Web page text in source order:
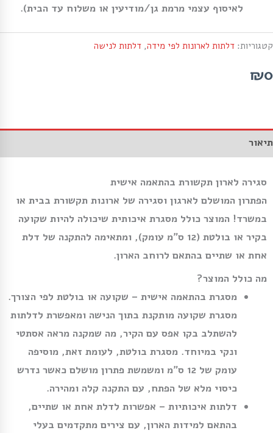
לאיסוף עצמי מרמת גן/מודיעין או משלוח עד הבית).
קטגוריות: דלתות לארונות לפי מידה, דלתות לנישה
₪0
תיאור
סגירה לארון תקשורת בהתאמה אישית
הפתרון המושלם לארגון וסגירה של ארונות תקשורת בבית או
במשרד! המוצר כולל מסגרת איכותית שיכולה להיות שקועה
בקיר או בולטת (12 ס”מ עומק), ומתאימה להתקנה של דלת
אחת או שתיים בהתאם לרוחב הארון.
מה כולל המוצר?
מסגרת בהתאמה אישית – שקועה או בולטת לפי הצורך.
מסגרת שקועה מותקנת בתוך הנישה ומאפשרת לדלתות
להשתלב בקו אפס עם הקיר, מה שמקנה מראה אסתטי
ונקי במיוחד. מסגרת בולטת, לעומת זאת, מוסיפה
עומק של 12 ס”מ ומשמשת פתרון מושלם כאשר נדרש
כיסוי מלא של הפתח, עם התקנה קלה ומהירה.
דלתות איכותיות – אפשרות לדלת אחת או שתיים,
בהתאם למידות הארון, עם צירים מתקדמים בעלי